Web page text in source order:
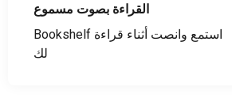
القراءة بصوت مسموع
استمع وانصت أثناء قراءة Bookshelf
لك